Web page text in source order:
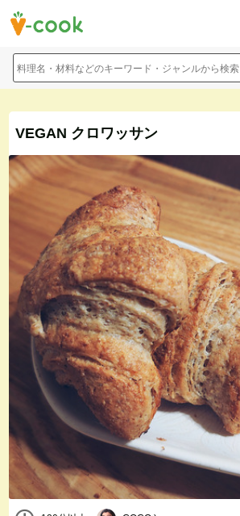
料理名・材料などのキーワード・ジャンルから検索
VEGAN クロワッサン